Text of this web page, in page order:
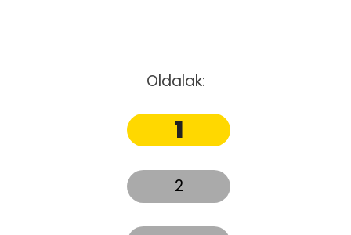
Oldalak:
1
2